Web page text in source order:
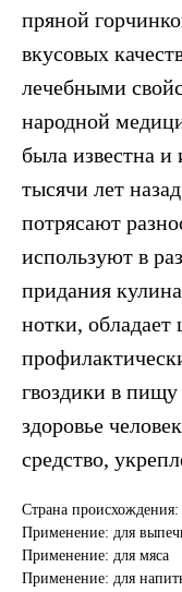
пряной
вкусовых
лечебными
народной
была известна и
тысячи лет
потрясают
используют в
придания
нотки,
гвоздики в пищу
здоровье
средство,
Страна происхождения:
Применение: для
Применение: для мяса
Применение: для